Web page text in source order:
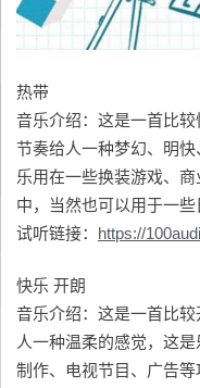
热带
音乐介绍：这是一首比
节奏给人一种梦幻、明
乐用在一些换装游戏、
中，当然也可以用于一些
试听链接： https://
快乐 开朗
音乐介绍：这是一首比
人一种温柔的感觉，这
制作、电视节目、广告等